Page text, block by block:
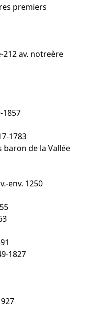
premiers
212 av. notreère
1857
1783
baron de la Vallée
env. 1250
1827